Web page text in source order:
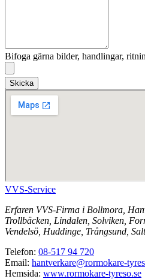
Bifoga gärna bilder, handlingar,
Skicka
VVS-Service
Erfaren VVS-Firma i Bollmora,
Trollbäcken, Lindalen, Solviken,
Vendelsö, Huddinge, Trångsund,
Telefon: 08-517 94 720
Email: hantverkare@rormokare-
Hemsida: www.rormokare-tyreso.se